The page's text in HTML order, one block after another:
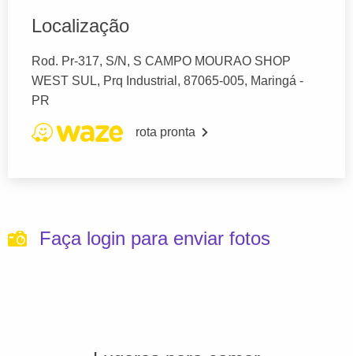
Localização
Rod. Pr-317, S/N, S CAMPO MOURAO SHOP
WEST SUL, Prq Industrial, 87065-005, Maringá -
PR
rota pronta
Faça login para enviar fotos